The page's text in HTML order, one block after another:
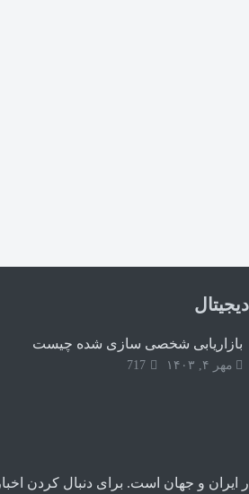
بازاریابی شخصی سازی شده چیست
مهر ۴, ۱۴۰۳ 717
و جهان است. برای دنبال کردن